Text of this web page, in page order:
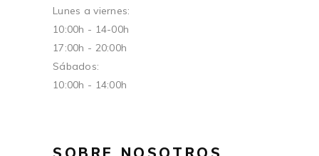
Lunes a viernes:
10:00h - 14-00h
17:00h - 20:00h
Sábados:
10:00h - 14:00h